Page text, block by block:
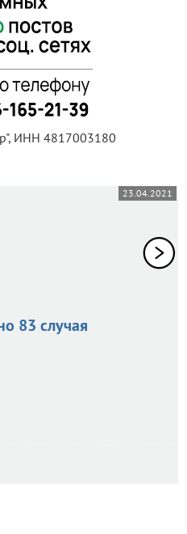
ИНН 4817003180
23.04.2021
83 случая